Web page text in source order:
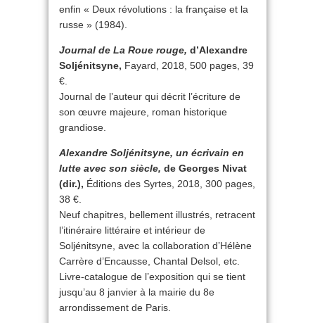
enfin « Deux révolutions : la française et la
russe » (1984).
Journal de La Roue rouge, d’Alexandre
Soljénitsyne, Fayard, 2018, 500 pages, 39
€.
Journal de l’auteur qui décrit l’écriture de
son œuvre majeure, roman historique
grandiose.
Alexandre Soljénitsyne, un écrivain en
lutte avec son siècle, de Georges Nivat
(dir.), Éditions des Syrtes, 2018, 300 pages,
38 €.
Neuf chapitres, bellement illustrés, retracent
l’itinéraire littéraire et intérieur de
Soljénitsyne, avec la collaboration d’Hélène
Carrère d’Encausse, Chantal Delsol, etc.
Livre-catalogue de l’exposition qui se tient
jusqu’au 8 janvier à la mairie du 8e
arrondissement de Paris.